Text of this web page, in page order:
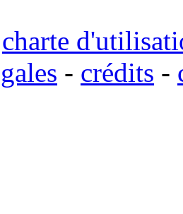
charte d'u
- crédits -